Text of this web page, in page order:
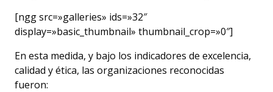
[ngg src=»galleries» ids=»32″
display=»basic_thumbnail» thumbnail_crop=»0″]
En esta medida, y bajo los indicadores de excelencia,
calidad y ética, las organizaciones reconocidas
fueron: